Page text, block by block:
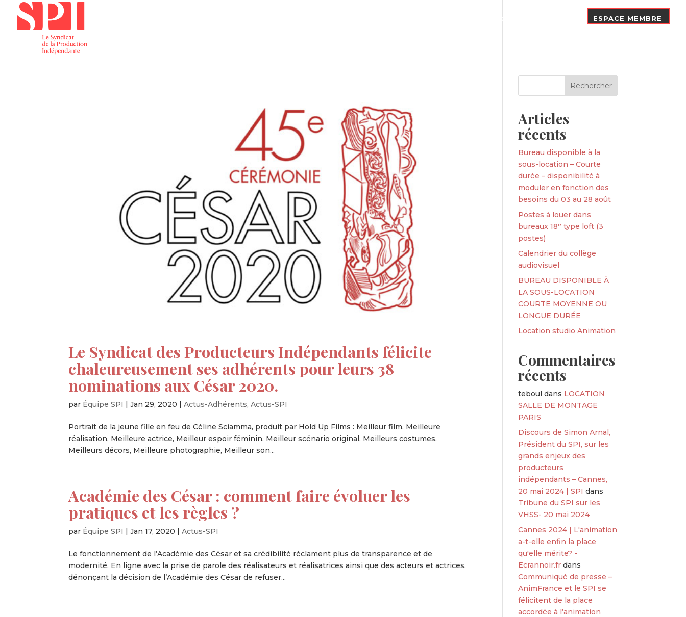
Nos Adhérents ESPACE MEMBRE
Le Syndicat des Producteurs Indépendants félicite
chaleureusement ses adhérents pour leurs 38
nominations aux César 2020.
par Équipe SPI |Jan 29, 2020 |Actus-Adhérents,Actus-SPI
Portrait de la jeune fille en feu de Céline Sciamma, produit par Hold Up Films : Meilleur film, Meilleure
réalisation, Meilleure actrice, Meilleur espoir féminin, Meilleur scénario original, Meilleurs costumes,
Meilleurs décors, Meilleure photographie, Meilleur son...
Académie des César : comment faire évoluer les
pratiques et les règles ?
par Équipe SPI |Jan 17, 2020 |Actus-SPI
Le fonctionnement de l’Académie des César et sa crédibilité réclament plus de transparence et de
modernité. En ligne avec la prise de parole des réalisateurs et réalisatrices ainsi que des acteurs et actrices,
dénonçant la décision de l’Académie des César de refuser...
Articles
récents
Bureau disponible à la
sous-location – Courte
durée – disponibilité à
moduler en fonction des
besoins du 03 au 28 août
Postes à louer dans
bureaux 18ᵉ type loft (3
postes)
Calendrier du collège
audiovisuel
BUREAU DISPONIBLE À
LA SOUS-LOCATION
COURTE MOYENNE OU
LONGUE DURÉE
Location studio Animation
Commentaires
récents
teboul dans LOCATION
SALLE DE MONTAGE
PARIS
Discours de Simon Arnal,
Président du SPI, sur les
grands enjeux des
producteurs
indépendants – Cannes,
20 mai 2024 | SPI dans
Tribune du SPI sur les
VHSS- 20 mai 2024
Cannes 2024 | L'animation
a-t-elle enfin la place
qu'elle mérite? -
Ecrannoir.fr dans
Communiqué de presse –
AnimFrance et le SPI se
félicitent de la place
accordée à l’animation